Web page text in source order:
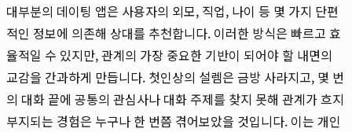
대부분의 데이팅 앱은 사용자의 외모, 직업, 나이 등 몇 가지 단편
적인 정보에 의존해 상대를 추천합니다. 이러한 방식은 빠르고 효
율적일 수 있지만, 관계의 가장 중요한 기반이 되어야 할 내면의
교감을 간과하게 만듭니다. 첫인상의 설렘은 금방 사라지고, 몇 번
의 대화 끝에 공통의 관심사나 대화 주제를 찾지 못해 관계가 흐지
부지되는 경험은 누구나 한 번쯤 겪어보았을 것입니다. 이는 개인